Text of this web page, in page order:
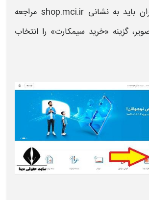
غیرحضوری، کاربران باید به نشانی shop.mci.ir مراجعه
گزینه «خرید سیمکارت» را انتخاب